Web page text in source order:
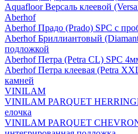
Aquafloor Версаль клеевой
Aberhof
Aberhof Прадо (Prado) SPC с
Aberhof Бриллиантовый
подложкой
Aberhof Петра (Petra CL) SPC
Aberhof Петра клеевая (Petra
камней
VINILAM
VINILAM PARQUET
елочка
VINILAM PARQUET